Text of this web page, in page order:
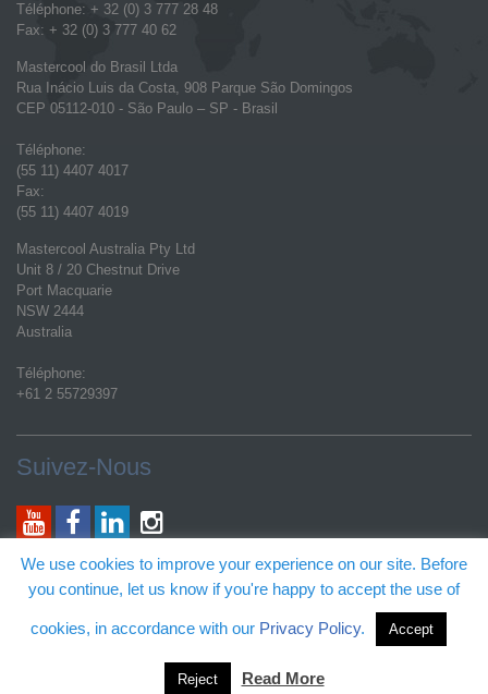
Téléphone: + 32 (0) 3 777 28 48
Fax: + 32 (0) 3 777 40 62
Mastercool do Brasil Ltda
Rua Inácio Luis da Costa, 908 Parque São Domingos
CEP 05112-010 - São Paulo – SP - Brasil
Téléphone:
(55 11) 4407 4017
Fax:
(55 11) 4407 4019
Mastercool Australia Pty Ltd
Unit 8 / 20 Chestnut Drive
Port Macquarie
NSW 2444
Australia
Téléphone:
+61 2 55729397
Suivez-Nous
customerservice@mastercool.com
Support technique produit:
et des marques de fabrique des Etats-Unis.
We use cookies to improve your experience on our site. Before
you continue, let us know if you're happy to accept the use of
cookies, in accordance with our Privacy Policy. Accept
Reject Read More